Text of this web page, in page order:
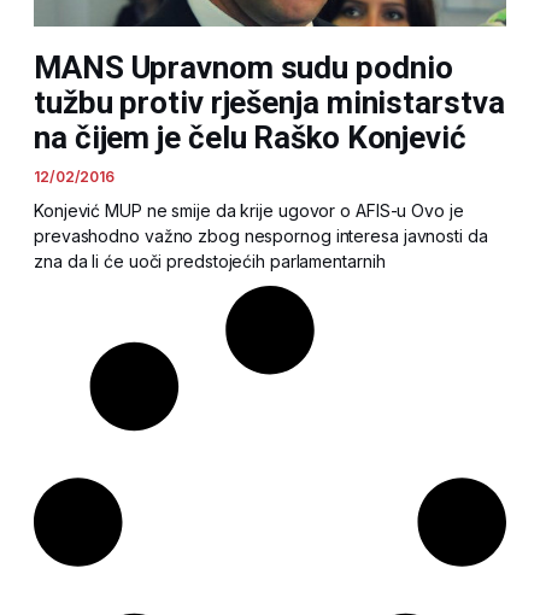
MANS Upravnom sudu podnio
tužbu protiv rješenja ministarstva
na čijem je čelu Raško Konjević
12/02/2016
Konjević MUP ne smije da krije ugovor o AFIS-u Ovo je
prevashodno važno zbog nespornog interesa javnosti da
zna da li će uoči predstojećih parlamentarnih